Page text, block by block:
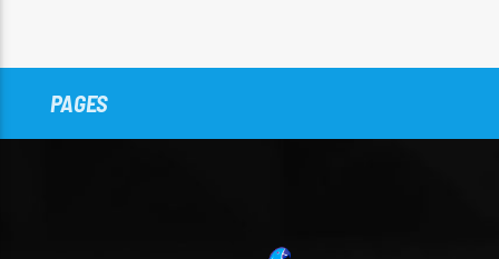
PAGES